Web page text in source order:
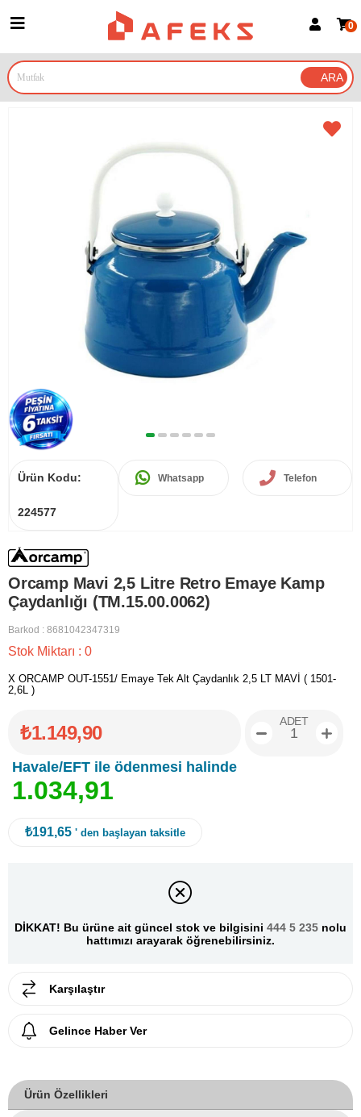
Google İle Bağlan
0
Ürün Kodu:
224577
Whatsapp Telefon
Orcamp Mavi 2,5 Litre Retro Emaye Kamp
Çaydanlığı (TM.15.00.0062)
Barkod : 8681042347319
Stok Miktarı : 0
X ORCAMP OUT-1551/ Emaye Tek Alt Çaydanlık 2,5 LT MAVİ ( 1501-
2,6L )
₺1.149,90
Havale/EFT ile ödenmesi halinde
1.034,91
ADET
₺191,65 ' den başlayan taksitle
DİKKAT! Bu ürüne ait güncel stok ve bilgisini 444 5 235 nolu
hattımızı arayarak öğrenebilirsiniz.
Karşılaştır
Gelince Haber Ver
Ürün Özellikleri